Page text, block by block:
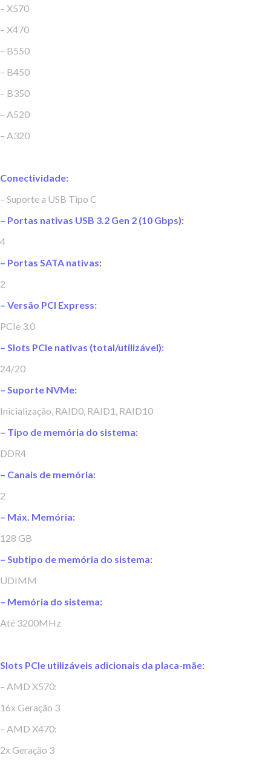
– X570
– X470
– B550
– B450
– B350
– A520
– A320
Conectividade:
– Suporte a USB Tipo C
– Portas nativas USB 3.2 Gen 2 (10 Gbps):
4
– Portas SATA nativas:
2
– Versão PCI Express:
PCIe 3.0
– Slots PCIe nativas (total/utilizável):
24/20
– Suporte NVMe:
Inicialização, RAID0, RAID1, RAID10
– Tipo de memória do sistema:
DDR4
– Canais de memória:
2
– Máx. Memória:
128 GB
– Subtipo de memória do sistema:
UDIMM
– Memória do sistema:
Até 3200MHz
Slots PCIe utilizáveis ​adicionais da placa-mãe:
– AMD X570:
16x Geração 3
– AMD X470:
2x Geração 3